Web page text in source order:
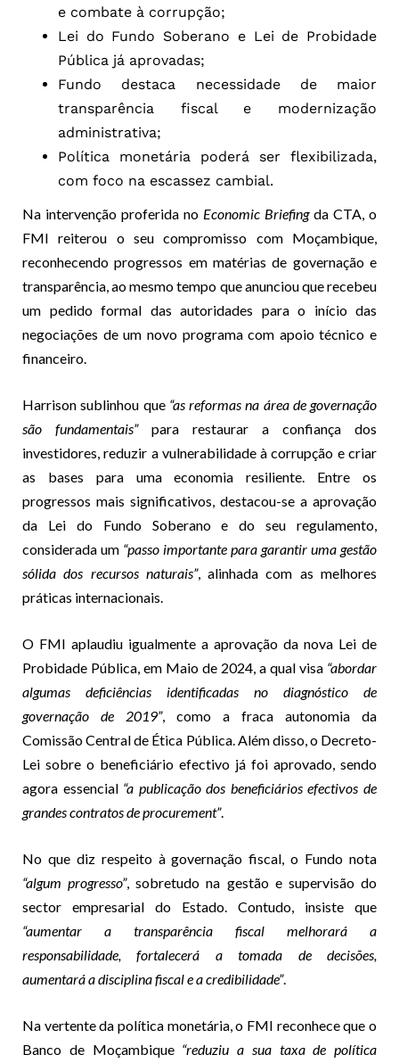
e combate à corrupção;
Lei do Fundo Soberano e Lei de Probidade
Pública já aprovadas;
Fundo destaca necessidade de maior
transparência fiscal e modernização
administrativa;
Política monetária poderá ser flexibilizada,
com foco na escassez cambial.
Na intervenção proferida no Economic Briefingda CTA, o
FMI reiterou o seu compromisso com Moçambique,
reconhecendo progressos em matérias de governação e
transparência, ao mesmo tempo que anunciou que recebeu
um pedido formal das autoridades para o início das
negociações de um novo programa com apoio técnico e
financeiro.
Harrison sublinhou que “as reformas na área de governação
são fundamentais”para restaurar a confiança dos
investidores, reduzir a vulnerabilidade à corrupção e criar
as bases para uma economia resiliente. Entre os
progressos mais significativos, destacou-se a aprovação
da Lei do Fundo Soberano e do seu regulamento,
considerada um “passo importante para garantir uma gestão
sólida dos recursos naturais”, alinhada com as melhores
práticas internacionais.
O FMI aplaudiu igualmente a aprovação da nova Lei de
Probidade Pública, em Maio de 2024, a qual visa “abordar
algumas deficiências identificadas no diagnóstico de
governação de 2019”, como a fraca autonomia da
Comissão Central de Ética Pública. Além disso, o Decreto-
Lei sobre o beneficiário efectivo já foi aprovado, sendo
agora essencial “a publicação dos beneficiários efectivos de
grandes contratos de procurement”.
No que diz respeito à governação fiscal, o Fundo nota
“algum progresso”, sobretudo na gestão e supervisão do
sector empresarial do Estado. Contudo, insiste que
“aumentar a transparência fiscal melhorará a
responsabilidade, fortalecerá a tomada de decisões,
aumentará a disciplina fiscal e a credibilidade”.
Na vertente da política monetária, o FMI reconhece que o
Banco de Moçambique “reduziu a sua taxa de política